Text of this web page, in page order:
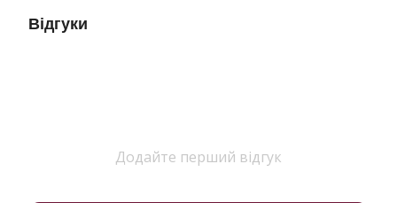
Відгуки
Додайте перший відгук